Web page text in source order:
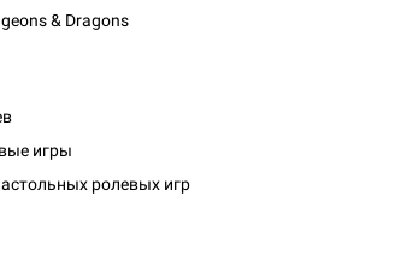
& Dragons
игры
ролевых игр